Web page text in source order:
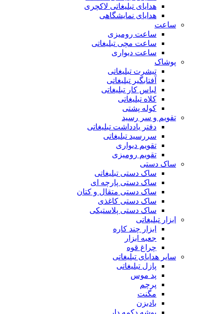
هدایای تبلیغاتی لاکچری
هدایای نمایشگاهی
ساعت
ساعت رومیزی
ساعت مچی تبلیغاتی
ساعت دیواری
پوشاک
تیشرت تبلیغاتی
آفتابگیر تبلیغاتی
لباس کار تبلیغاتی
کلاه تبلیغاتی
کوله پشتی
تقویم و سر رسید
دفتر یادداشت تبلیغاتی
سررسید تبلیغاتی
تقویم دیواری
تقویم رومیزی
ساک دستی
ساک دستی تبلیغاتی
ساک دستی پارچه ای
ساک دستی متقال و کتان
ساک دستی کاغذی
ساک دستی پلاستیکی
ابزار تبلیغاتی
ابزار چند کاره
جعبه ابزار
چراغ قوه
سایر هدایای تبلیغاتی
پازل تبلیغاتی
پد موس
پرچم
مگنت
بادبزن
پوشه دکمه دار